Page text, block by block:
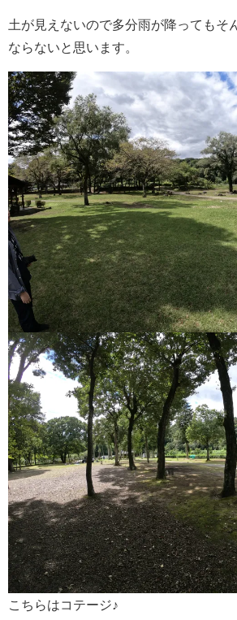
土が見えないので多分雨が降ってもそ
ならないと思います。
こちらはコテージ♪